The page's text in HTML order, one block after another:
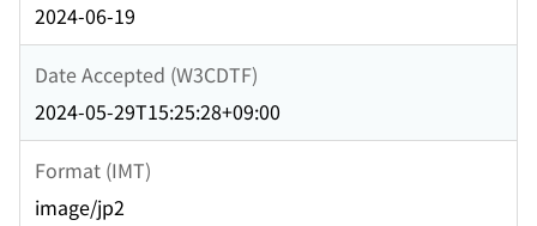
2024-06-19
Date Accepted (W3CDTF)
2024-05-29T15:25:28+09:00
Format (IMT)
image/jp2